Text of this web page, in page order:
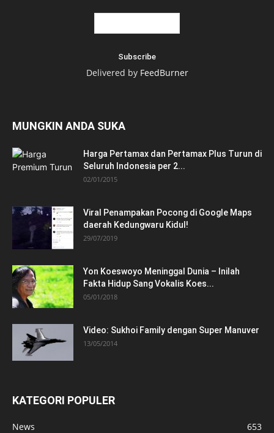
Delivered by FeedBurner
MUNGKIN ANDA SUKA
Harga Pertamax dan Pertamax Plus Turun di
Seluruh Indonesia per 2...
02/01/2015
Viral Penampakan Pocong di Google Maps
daerah Kedungwaru Kidul!
29/07/2019
Yon Koeswoyo Meninggal Dunia – Inilah
Fakta Hidup Sang Vokalis Koes...
05/01/2018
Video: Sukhoi Family dengan Super Manuver
13/05/2014
KATEGORI POPULER
News
653